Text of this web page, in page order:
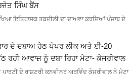
ਸਿੰਘ ਬੈਂਸ
ਇਤਿਹਾਸਕ ਤਬਦੀਲੀ ਦਾ ਦਾਅਵਾ ਕਰਦਿਆਂ ਪੰਜਾਬ ਦੇ
ਦੇ ਦਬਾਅ ਹੇਠ ਪੇਪਰ ਲੀਕ ਅਤੇ ਈ-20
ਰਹੀ ਆਵਾਜ਼ ਨੂੰ ਦਬਾ ਰਿਹਾ ਮੇਟਾ- ਕੇਜਰੀਵਾਲ
ਦੇ ਰਾਸ਼ਟਰੀ ਕਨਵੀਨਰ ਅਰਵਿੰਦ ਕੇਜਰੀਵਾਲ ਨੇ ਮੇਟਾ